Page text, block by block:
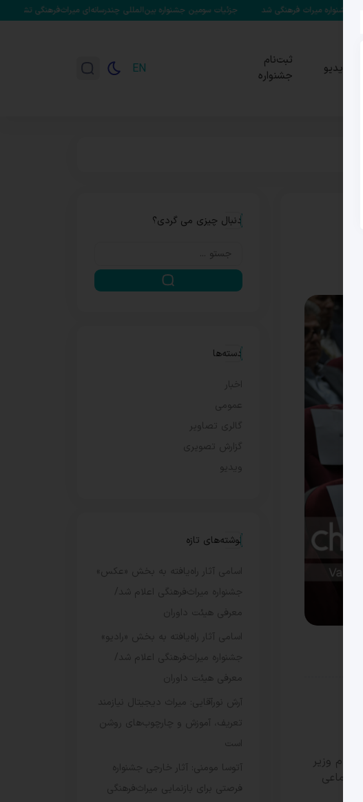
فرهنگی شد جزئیات سومین جشنواره بین‌المللی چندرسانه‌ای میراث‌فرهنگی تشریح شد/ تابش: هر
ویدیو
ثبت‌نام
جشنواره
EN
وزیر
دنبال چیزی می گردی؟
دسته‌ها
اخبار
عمومی
گالری تصاویر
گزارش تصویری
ویدیو
نوشته‌های تازه
اسامی آثار راه‌یافته به بخش «عکس»
جشنواره میراث‌فرهنگی اعلام شد/
معرفی هیئت داوران
اسامی آثار راه‌یافته به بخش «رادیو»
جشنواره میراث‌فرهنگی اعلام شد/
معرفی هیئت داوران
آرش نورآقایی: میراث دیجیتال نیازمند
تعریف، آموزش و چارچوب‌های روشن
است
آتوسا مومنی: آثار خارجی جشنواره
فرصتی برای بازنمایی میراث‌فرهنگی